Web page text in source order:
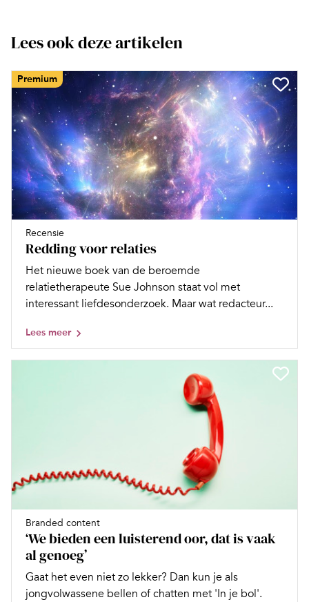
Lees ook deze artikelen
Premium
Recensie
Redding voor relaties
Het nieuwe boek van de beroemde
relatietherapeute Sue Johnson staat vol met
interessant liefdesonderzoek. Maar wat redacteur...
Lees meer
Branded content
‘We bieden een luisterend oor, dat is vaak
al genoeg’
Gaat het even niet zo lekker? Dan kun je als
jongvolwassene bellen of chatten met 'In je bol'.